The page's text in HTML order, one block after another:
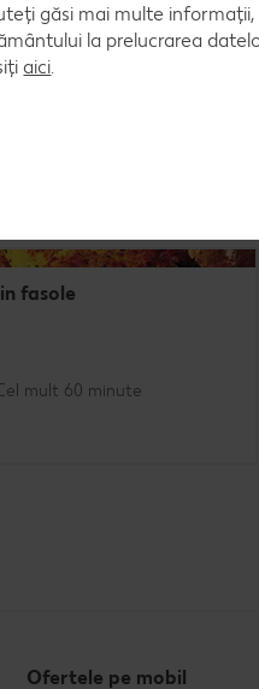
fasole
mult 60 minute
Ofertele pe mobil
găsi mai multe
la prelucrarea
aici